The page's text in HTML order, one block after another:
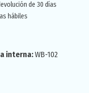
de 30 días
hábiles
interna:WB-102